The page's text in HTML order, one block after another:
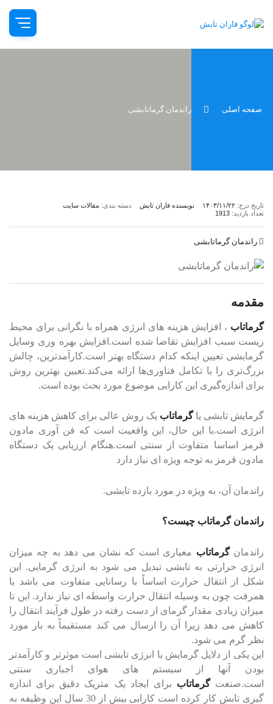
صفحه اصلی راندمان گرماتابشی
تاریخ درج: ۱۴۰۳/۱۱/۲۲ نویسنده فاران تابش دسته بندی: مقالات سایت
تعداد بازدید:
راندمان گرماتابشی
مقدمه
گرماتاب ، افزایش هزینه های انرژی همراه با نگرانی برای محیط
زیست سبب افزایش تقاضا شده است.افزایش بهره وری وسایل
گرمایشی تعیین اینکه کدام دستگاه بهتر است.کارآمدترین، چالش
بزرگ‌تری را با تکامل فناوری‌ها ارائه می‌کند.تعیین بهترین روش
برای اندازه‌گیری این کارایی موضوع مورد بحث بوده است.
گرمایش تابشی یاگرماتاب یک روش عالی برای کاهش هزینه های
انرژی است.با این حال، این واقعیت است که فن آوری مادون
قرمز اساسا متفاوت از سنتی است.هنگام ارزیابی یک دستگاه
مادون قرمز به توجه ویژه ای نیاز دارد
راندمان آن، به ویژه در مورد بازده تابشی.
راندمان گرماتاب چیست؟
راندمانگرماتاب معیاری است که نشان می دهد به چه میزان
انرژی حرارتی به تابشی تبدیل می شود به انرژی گرمایی. این
شکل از انتقال حرارت اساساً با رسانایی متفاوت می باشد یا
همرفت چون به وسیله انتقال حرارت واسطه ای نیاز ندارد. این تا
میزان زیادی مقدار گرمای از دست رفته در طول فرآیند انتقال را
کاهش می دهد زیرا آن را ارسال می کند مستقیماً به بار مورد
نظر گرم می شود.
این یکی از دلایل گرمایش با انرژی تابشی است موثرتر و کارآمدتر
بودن آنها از سیستم های هوای اجباری سنتی
است.صنعتگرماتاب برای ایجاد یک متریک دقیق برای اندازه
گیری تابش کار کرده است کارایی بیش از 30 سال این وظیفه به